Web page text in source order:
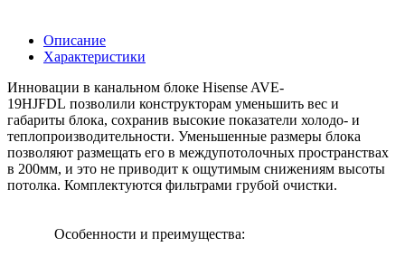
Описание
Характеристики
Инновации в канальном блоке Hisense AVE-
19HJFDL позволили конструкторам уменьшить вес и
габариты блока, сохранив высокие показатели холодо- и
теплопроизводительности. Уменьшенные размеры блока
позволяют размещать его в междупотолочных пространствах
в 200мм, и это не приводит к ощутимым снижениям высоты
потолка. Комплектуются фильтрами грубой очистки.
Особенности и преимущества: